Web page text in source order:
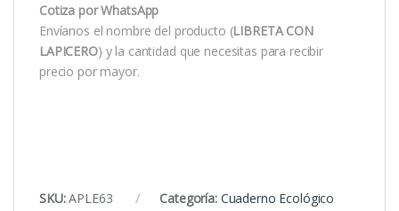
Cotiza por WhatsApp
Envíanos el nombre del producto (LIBRETA CON
LAPICERO) y la cantidad que necesitas para recibir
precio por mayor.
SKU:APLE63 Categoría: Cuaderno Ecológico